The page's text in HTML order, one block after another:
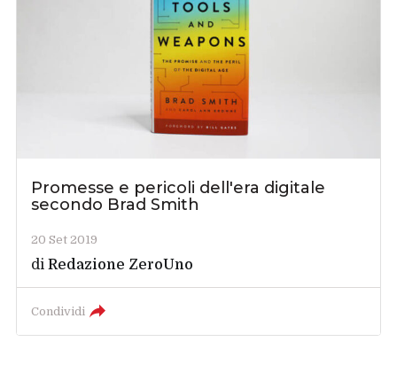
Promesse e pericoli dell'era digitale
secondo Brad Smith
20 Set 2019
diRedazione ZeroUno
Condividi